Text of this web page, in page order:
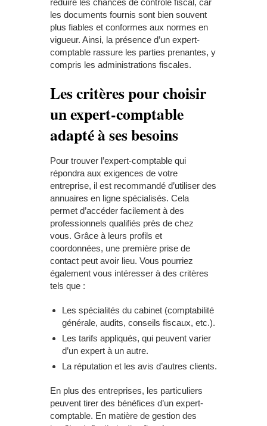
réduire les chances de contrôle fiscal, car
les documents fournis sont bien souvent
plus fiables et conformes aux normes en
vigueur. Ainsi, la présence d’un expert-
comptable rassure les parties prenantes, y
compris les administrations fiscales.
Les critères pour choisir
un expert-comptable
adapté à ses besoins
Pour trouver l’expert-comptable qui
répondra aux exigences de votre
entreprise, il est recommandé d’utiliser des
annuaires en ligne spécialisés. Cela
permet d’accéder facilement à des
professionnels qualifiés près de chez
vous. Grâce à leurs profils et
coordonnées, une première prise de
contact peut avoir lieu. Vous pourriez
également vous intéresser à des critères
tels que :
Les spécialités du cabinet (comptabilité
générale, audits, conseils fiscaux, etc.).
Les tarifs appliqués, qui peuvent varier
d’un expert à un autre.
La réputation et les avis d’autres clients.
En plus des entreprises, les particuliers
peuvent tirer des bénéfices d’un expert-
comptable. En matière de gestion des